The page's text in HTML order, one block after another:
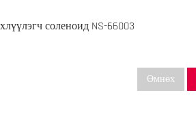
соленоид NS-66003
Өмнөх